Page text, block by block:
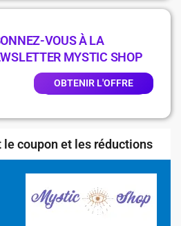
VOUS À LA
MYSTIC SHOP
OBTENIR L'OFFRE
coupon et les réductions